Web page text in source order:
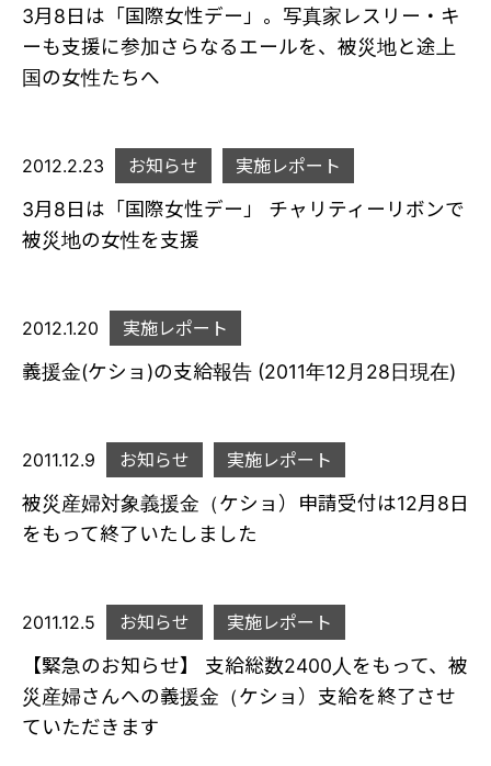
3月8日は「国際女性デー」。写真家レスリー・キ
ーも支援に参加さらなるエールを、被災地と途上
国の女性たちへ
2012.2.23 お知らせ 実施レポート
3月8日は「国際女性デー」 チャリティーリボンで
被災地の女性を支援
2012.1.20 実施レポート
義援金(ケショ)の支給報告 (2011年12月28日現在)
2011.12.9 お知らせ 実施レポート
被災産婦対象義援金（ケショ）申請受付は12月8日
をもって終了いたしました
2011.12.5 お知らせ 実施レポート
【緊急のお知らせ】 支給総数2400人をもって、被
災産婦さんへの義援金（ケショ）支給を終了させ
ていただきます